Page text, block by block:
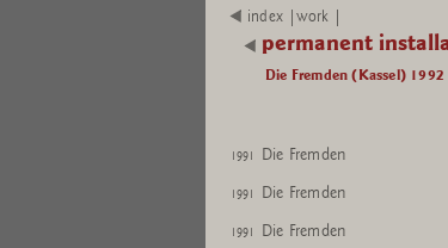
index |work |
permanent
Die Fremden (Kassel) 1992
1991 Die Fremden
1991 Die Fremden
1991 Die Fremden